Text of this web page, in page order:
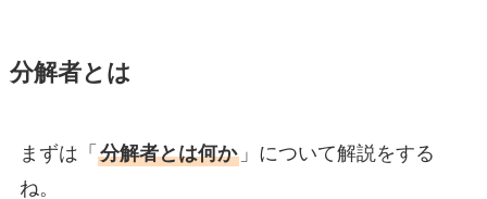
分解者とは
まずは「 分解者とは何か」について解説をする
ね。